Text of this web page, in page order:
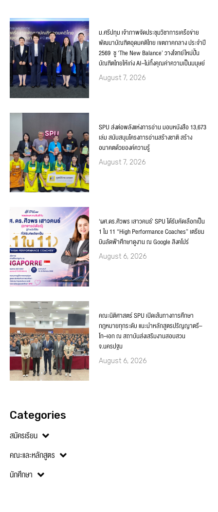
ม.ศรีปทุม เจ้าภาพจัดประชุมวิชาการเครือข่าย
พัฒนาบัณฑิตอุดมคติไทย เขตภาคกลาง ประจำปี
2569 ชู ‘The New Balance’ วางโจทย์ใหม่ปั้น
บัณฑิตไทยให้เก่ง AI–ไม่ทิ้งคุณค่าความเป็นมนุษย์
August 7, 2026
SPU ส่งต่อพลังแห่งการอ่าน มอบหนังสือ 13,673
เล่ม สนับสนุนโครงการอ่านสร้างชาติ สร้าง
อนาคตด้วยองค์ความรู้
August 7, 2026
‘ผศ.ดร.ศิวพร เสาวคนธ์’ SPU ได้รับคัดเลือกเป็น
1 ใน 11 “High Performance Coaches” เตรียม
บินลัดฟ้าศึกษาดูงาน ณ Google สิงคโปร์
August 6, 2026
คณะนิติศาสตร์ SPU เปิดเส้นทางการศึกษา
กฎหมายทุกระดับ แนะนำหลักสูตรปริญญาตรี–
โท–เอก ณ สถาบันส่งเสริมงานสอบสวน
จ.นครปฐม
August 6, 2026
Categories
สมัครเรียน
คณะและหลักสูตร
นักศึกษา